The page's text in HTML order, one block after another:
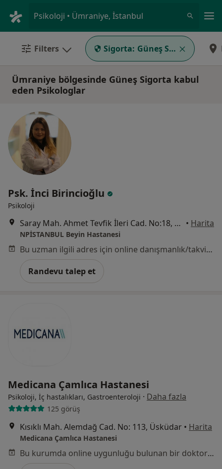
Psikoloji • Ümraniye, İstanbul
Filters Sigorta: Güneş Sigorta
Ümraniye bölgesinde Güneş Sigorta kabul
eden Psikologlar
Psk. İnci Birincioğlu
Psikoloji
Saray Mah. Ahmet Tevfik İleri Cad. No:18, Ümraniye, Ümraniye • Harita
NPİSTANBUL Beyin Hastanesi
Bu uzman ilgili adres için online danışmanlık/takvim sunmuyor.
Randevu talep et
Medicana Çamlıca Hastanesi
Psikoloji, İç hastalıkları, Gastroenteroloji · Daha fazla
125 görüş
Kısıklı Mah. Alemdağ Cad. No: 113, Üsküdar • Harita
Medicana Çamlıca Hastanesi
Bu kurumda online uygunluğu bulunan bir doktor veya uzman bulunamadı